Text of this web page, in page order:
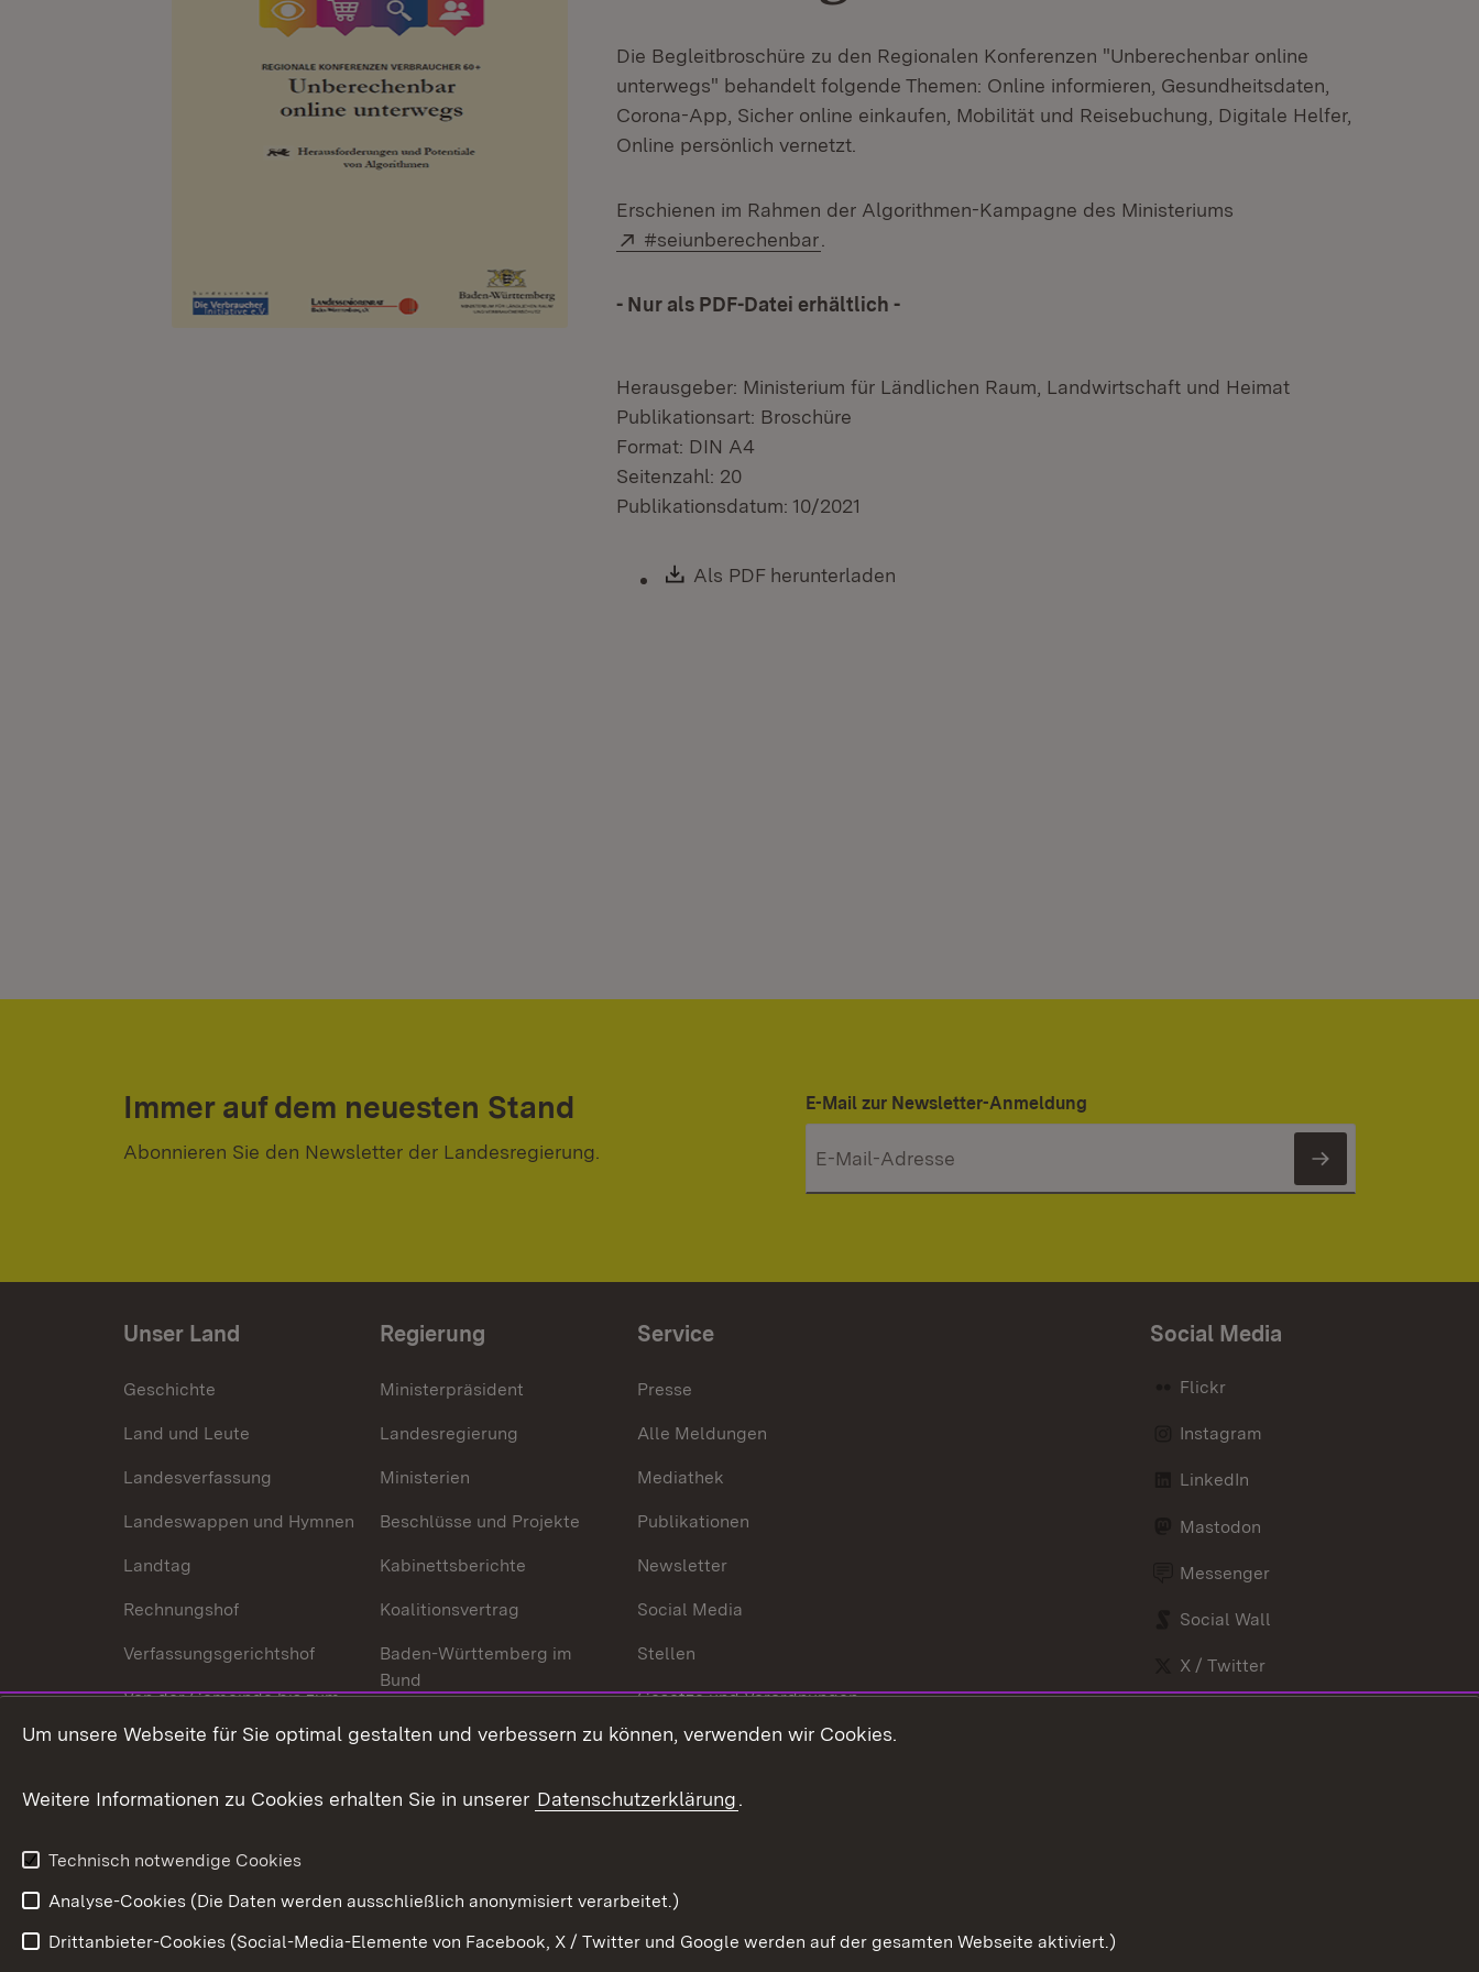
Die Begleitbroschüre zu den Regionalen Konferenzen "Unberechenbar online
unterwegs" behandelt folgende Themen: Online informieren, Gesundheitsdaten,
Corona-App, Sicher online einkaufen, Mobilität und Reisebuchung, Digitale Helfer,
Online persönlich vernetzt.
Erschienen im Rahmen der Algorithmen-Kampagne des Ministeriums
Extern:
#seiunberechenbar
- Nur als PDF-Datei erhältlich -
Herausgeber: Ministerium für Ländlichen Raum, Landwirtschaft und Heimat
Publikationsart: Broschüre
Format: DIN A4
Seitenzahl: 20
Publikationsdatum: 10/2021
Download:
Als PDF herunterladen
Immer auf dem neuesten Stand
Abonnieren Sie den Newsletter der Landesregierung.
E-Mail zur Newsletter-Anmeldung
Newsletter
Unser Land
Geschichte
Land und Leute
Landesverfassung
Landeswappen und Hymnen
Landtag
Rechnungshof
Verfassungsgerichtshof
Von der Gemeinde bis zum
Ministerium
Wirtschaftsstandort
Urlaubs- und Kulturland
Regierung
Ministerpräsident
Landesregierung
Ministerien
Beschlüsse und Projekte
Kabinettsberichte
Koalitionsvertrag
Baden-Württemberg im
Bund
In Europa und der Welt
Service
Presse
Alle Meldungen
Mediathek
Publikationen
Newsletter
Social Media
Stellen
Gesetze und Verordnungen
Gesetzblatt
Social Media
Flickr
Instagram
LinkedIn
Mastodon
Messenger
Social Wall
X / Twitter
Um unsere Webseite für Sie optimal gestalten und verbessern zu können, verwenden wir Cookies.
Weitere Informationen zu Cookies erhalten Sie in unserer Datenschutzerklärung.
Technisch notwendige Cookies
Analyse-Cookies (Die Daten werden ausschließlich anonymisiert verarbeitet.)
Drittanbieter-Cookies (Social-Media-Elemente von Facebook, X / Twitter und Google werden auf der gesamten Webseite aktiviert.)